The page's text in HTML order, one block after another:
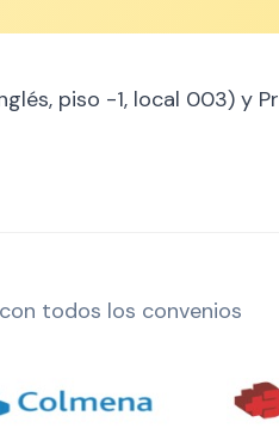
piso -1, local 003) y
todos los convenios